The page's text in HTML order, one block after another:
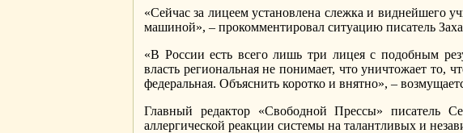
«Сейчас за лицеем установлена слежка и виднейшего
машиной», – прокомментировал ситуацию писатель
«В России есть всего лишь три лицея с подобным
власть региональная не понимает, что уничтожает то,
федеральная. Объяснить коротко и внятно», –
Главный редактор «Свободной Прессы» писатель
аллергической реакции системы на талантливых и